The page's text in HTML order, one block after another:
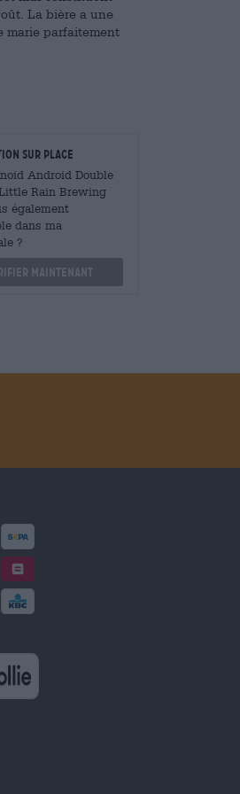
La bière a une
marie parfaitement
sur place
Android Double
Rain Brewing
également
dans ma
?
maintenant